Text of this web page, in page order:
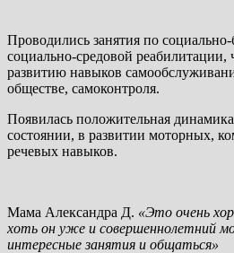
Проводились занятия по
социально-средовой реабилитации,
развитию навыков
обществе, самоконтроля.
Появилась положительная
состоянии, в развитии моторных,
речевых навыков.
Мама Александра Д. «Это очень
хоть он уже и совершеннолетний
интересные занятия и общаться»